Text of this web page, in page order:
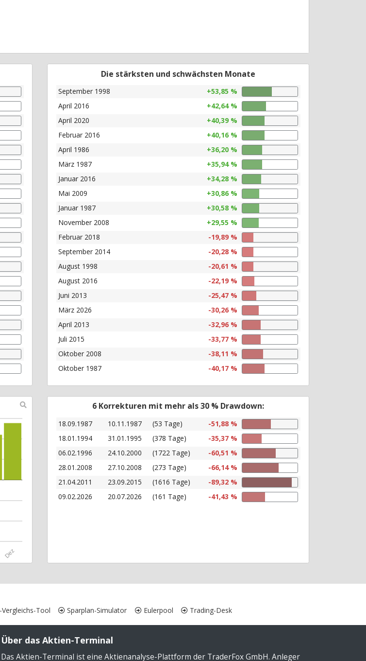
Die stärksten und schwächsten Monate
September 1998
+53,85 %
April 2016
+42,64 %
April 2020
+40,39 %
Februar 2016
+40,16 %
April 1986
+36,20 %
März 1987
+35,94 %
Januar 2016
+34,28 %
Mai 2009
+30,86 %
Januar 1987
+30,58 %
November 2008
+29,55 %
Februar 2018
-19,89 %
September 2014
-20,28 %
August 1998
-20,61 %
August 2016
-22,19 %
Juni 2013
-25,47 %
März 2026
-30,26 %
April 2013
-32,96 %
Juli 2015
-33,77 %
Oktober 2008
-38,11 %
Oktober 1987
-40,17 %
Dez
6 Korrekturen mit mehr als 30 % Drawdown:
18.09.1987 10.11.1987 (53 Tage)
-51,88 %
18.01.1994
31.01.1995 (378 Tage)
-35,37 %
06.02.1996
24.10.2000 (1722 Tage)
-60,51 %
28.01.2008
27.10.2008 (273 Tage)
-66,14 %
21.04.2011
23.09.2015 (1616 Tage)
-89,32 %
09.02.2026
20.07.2026 (161 Tage) -41,43 %
Tool Sparplan-Simulator Eulerpool Trading-Desk
Über das Aktien-Terminal
Das Aktien-Terminal ist eine Aktienanalyse-Plattform der TraderFox GmbH. Anleger